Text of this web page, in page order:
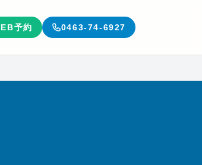
予約 0463-74-6927